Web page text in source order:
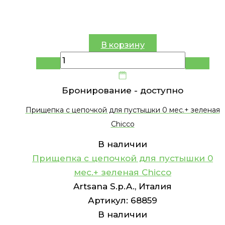
В корзину
Бронирование - доступно
Прищепка с цепочкой для пустышки 0 мес.+ зеленая
Chicco
В наличии
Прищепка с цепочкой для пустышки 0
мес.+ зеленая Chicco
Artsana S.p.A., Италия
Артикул: 68859
В наличии